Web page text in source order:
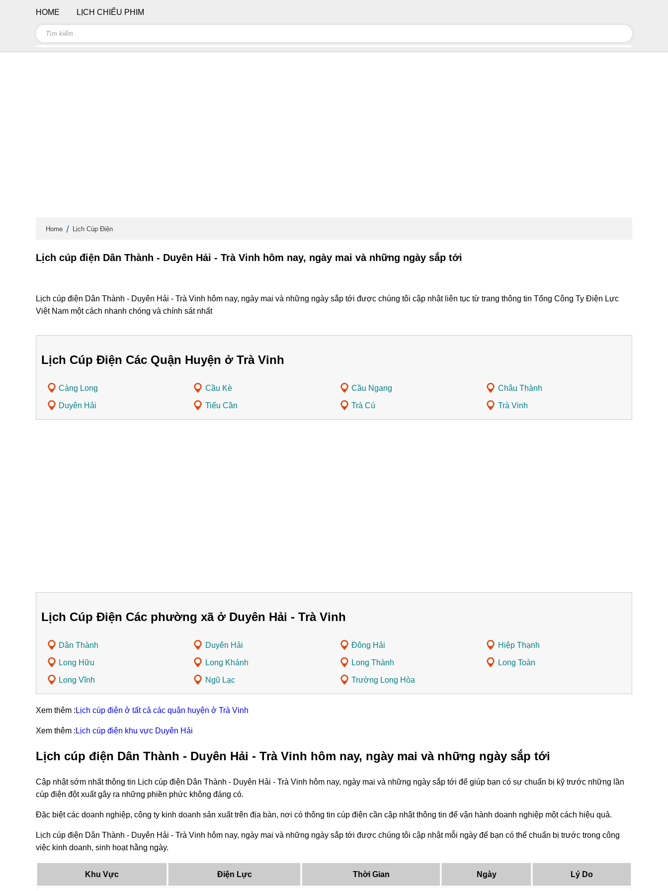
Home Lịch Cúp Điện
Lịch cúp điện Dân Thành - Duyên Hải - Trà Vinh hôm nay, ngày mai và những ngày sắp tới
Lịch cúp điện Dân Thành - Duyên Hải - Trà Vinh hôm nay, ngày mai và những ngày sắp tới được chúng tôi cập nhật liên tục từ trang thông tin Tổng Công Ty Điện Lực
Việt Nam một cách nhanh chóng và chính sát nhất
Lịch Cúp Điện Các Quận Huyện ở Trà Vinh
Càng Long Cầu Kè Cầu Ngang Châu Thành
Duyên Hải Tiểu Cần Trà Cú Trà Vinh
Lịch Cúp Điện Các phường xã ở Duyên Hải - Trà Vinh
Dân Thành Duyên Hải Đông Hải Hiệp Thạnh
Long Hữu Long Khánh Long Thành Long Toàn
Long Vĩnh Ngũ Lạc Trường Long Hòa
Xem thêm : Lịch cúp điện ở tất cả các quận huyện ở Trà Vinh
Xem thêm : Lịch cúp điện khu vực Duyên Hải
Lịch cúp điện Dân Thành - Duyên Hải - Trà Vinh hôm nay, ngày mai và những ngày sắp tới
Cập nhật sớm nhất thông tin Lịch cúp điện Dân Thành - Duyên Hải - Trà Vinh hôm nay, ngày mai và những ngày sắp tới để giúp bạn có sự chuẩn bị kỹ trước những lần
cúp điện đột xuất gây ra những phiền phức không đáng có.
Đặc biệt các doanh nghiệp, công ty kinh doanh sản xuất trên địa bàn, nơi có thông tin cúp điện cần cập nhật thông tin để vận hành doanh nghiệp một cách hiệu quả.
Lịch cúp điện Dân Thành - Duyên Hải - Trà Vinh hôm nay, ngày mai và những ngày sắp tới được chúng tôi cập nhật mỗi ngày để bạn có thể chuẩn bị trước trong công
việc kinh doanh, sinh hoạt hằng ngày.
Khu Vực Điện Lực Thời Gian Ngày Lý Do
HOME LỊCH CHIẾU PHIM